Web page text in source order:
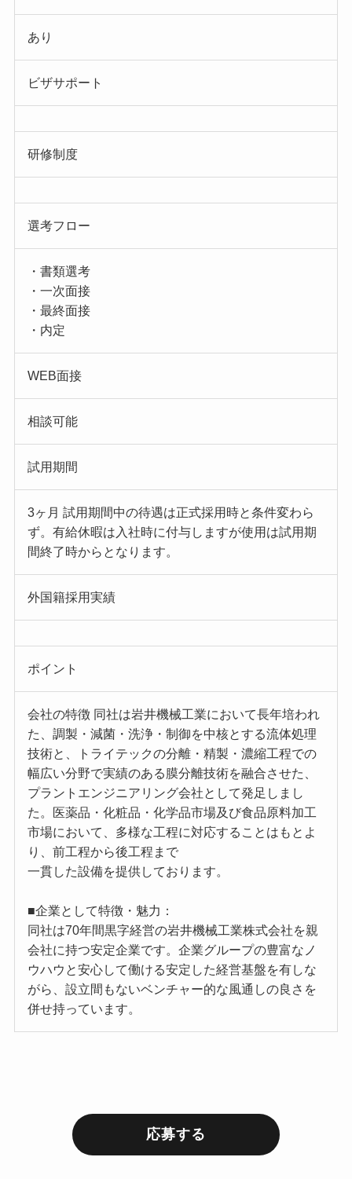
あり
ビザサポート
研修制度
選考フロー
・書類選考
・一次面接
・最終面接
・内定
WEB面接
相談可能
試用期間
3ヶ月 試用期間中の待遇は正式採用時と条件変わら
ず。有給休暇は入社時に付与しますが使用は試用期
間終了時からとなります。
外国籍採用実績
ポイント
会社の特徴 同社は岩井機械工業において長年培われ
た、調製・減菌・洗浄・制御を中核とする流体処理
技術と、トライテックの分離・精製・濃縮工程での
幅広い分野で実績のある膜分離技術を融合させた、
プラントエンジニアリング会社として発足しまし
た。医薬品・化粧品・化学品市場及び食品原料加工
市場において、多様な工程に対応することはもとよ
り、前工程から後工程まで
一貫した設備を提供しております。
■企業として特徴・魅力：
同社は70年間黒字経営の岩井機械工業株式会社を親
会社に持つ安定企業です。企業グループの豊富なノ
ウハウと安心して働ける安定した経営基盤を有しな
がら、設立間もないベンチャー的な風通しの良さを
併せ持っています。
応募する